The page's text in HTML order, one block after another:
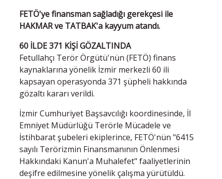
FETÖ'ye finansman sağladığı gerekçesi ile
HAKMAR ve TATBAK'a kayyum atandı.
60 İLDE 371 KİŞİ GÖZALTINDA
Fetullahçı Terör Örgütü'nün (FETÖ) finans
kaynaklarına yönelik İzmir merkezli 60 ili
kapsayan operasyonda 371 şüpheli hakkında
gözaltı kararı verildi.
İzmir Cumhuriyet Başsavcılığı koordinesinde, İl
Emniyet Müdürlüğü Terörle Mücadele ve
İstihbarat şubeleri ekiplerince, FETÖ'nün "6415
sayılı Terörizmin Finansmanının Önlenmesi
Hakkındaki Kanun'a Muhalefet" faaliyetlerinin
deşifre edilmesine yönelik çalışma yürütüldü.